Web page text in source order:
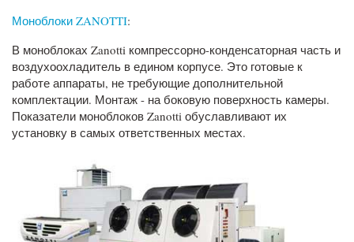
Моноблоки ZANOTTI:
В моноблоках Zanotti компрессорно-конденсаторная часть и
воздухоохладитель в едином корпусе. Это готовые к
работе аппараты, не требующие дополнительной
комплектации. Монтаж - на боковую поверхность камеры.
Показатели моноблоков Zanotti обуславливают их
установку в самых ответственных местах.